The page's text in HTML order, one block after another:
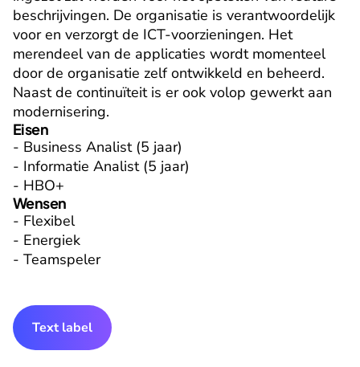
beschrijvingen. De organisatie is verantwoordelijk
voor en verzorgt de ICT-voorzieningen. Het
merendeel van de applicaties wordt momenteel
door de organisatie zelf ontwikkeld en beheerd.
Naast de continuïteit is er ook volop gewerkt aan
modernisering.
Eisen
- Business Analist (5 jaar)
- Informatie Analist (5 jaar)
- HBO+
Wensen
- Flexibel
- Energiek
- Teamspeler
Text label